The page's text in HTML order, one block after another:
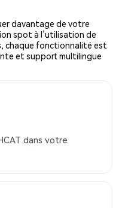
davantage de votre
spot à l’utilisation de
chaque fonctionnalité est
et support multilingue
dans votre